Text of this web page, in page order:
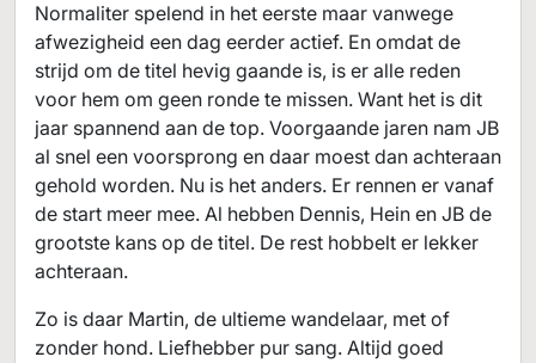
Normaliter spelend in het eerste maar vanwege
afwezigheid een dag eerder actief. En omdat de
strijd om de titel hevig gaande is, is er alle reden
voor hem om geen ronde te missen. Want het is dit
jaar spannend aan de top. Voorgaande jaren nam JB
al snel een voorsprong en daar moest dan achteraan
gehold worden. Nu is het anders. Er rennen er vanaf
de start meer mee. Al hebben Dennis, Hein en JB de
grootste kans op de titel. De rest hobbelt er lekker
achteraan.
Zo is daar Martin, de ultieme wandelaar, met of
zonder hond. Liefhebber pur sang. Altijd goed